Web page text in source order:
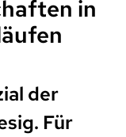
in
der
Für